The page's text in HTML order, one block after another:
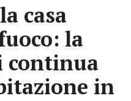
casa
la
continua
in